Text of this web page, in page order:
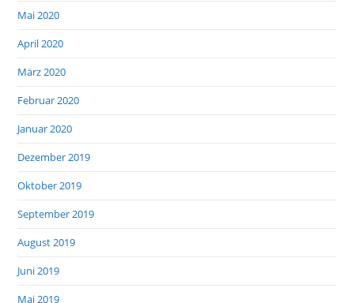
Mai 2020
April 2020
März 2020
Februar 2020
Januar 2020
Dezember 2019
Oktober 2019
September 2019
August 2019
Juni 2019
Mai 2019